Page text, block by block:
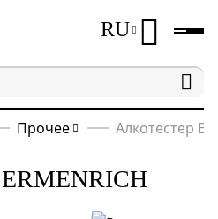
RU
Прочее Алкотестер